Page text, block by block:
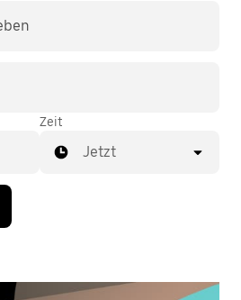
Zeit
Jetzt